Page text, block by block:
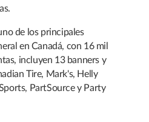
de los principales
en Canadá, con 16 mil
incluyen 13 banners y
Tire, Mark's, Helly
PartSource y Party